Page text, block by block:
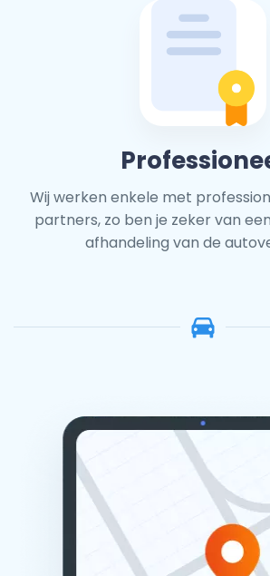
Wij werken enkele met
partners, zo ben je zeker van
afhandeling van de